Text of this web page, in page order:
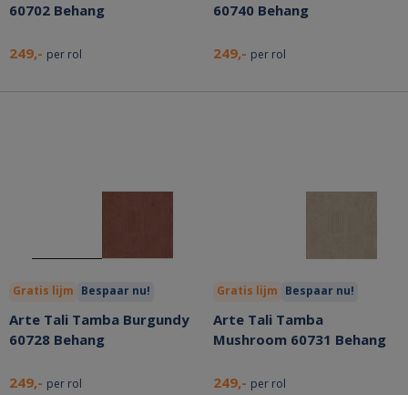
60702 Behang
249,- per rol
60740 Behang
249,- per rol
Gratis lijm Bespaar nu!
Arte Tali Tamba Burgundy
60728 Behang
249,- per rol
Gratis lijm Bespaar nu!
Arte Tali Tamba
Mushroom 60731 Behang
249,- per rol